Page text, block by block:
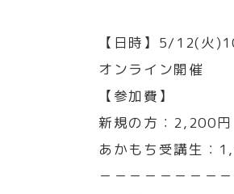
【日時】5/12(火
オンライン開催
【参加費】
新規の方：2,200円
あかもち受講生：
－－－－－－－－